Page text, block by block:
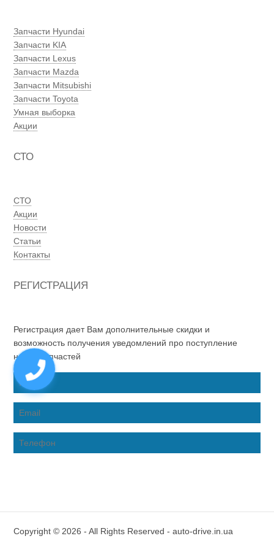
Запчасти Hyundai
Запчасти KIA
Запчасти Lexus
Запчасти Mazda
Запчасти Mitsubishi
Запчасти Toyota
Умная выборка
Акции
СТО
СТО
Акции
Новости
Статьи
Контакты
РЕГИСТРАЦИЯ
Регистрация дает Вам дополнительные скидки и
возможность получения уведомлений про поступление
новых запчастей
Copyright © 2026 - All Rights Reserved - auto-drive.in.ua